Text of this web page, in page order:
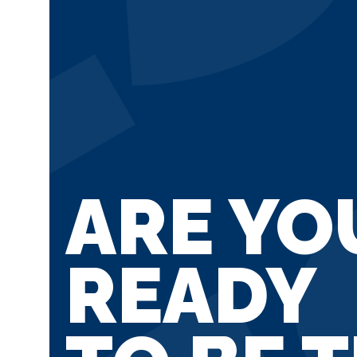
ARE
READY